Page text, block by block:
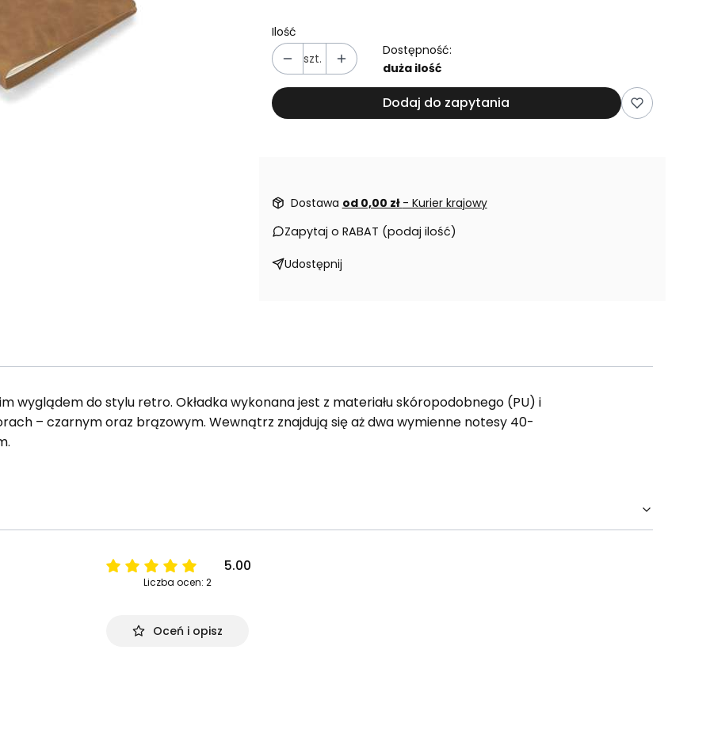
Ilość
szt.
Dostępność:
duża ilość
Dodaj do zapytania
Dostawa od 0,00 zł - Kurier krajowy
Zapytaj o RABAT (podaj ilość)
Udostępnij
wyglądem do stylu retro. Okładka wykonana jest z materiału skóropodobnego (PU) i
– czarnym oraz brązowym. Wewnątrz znajdują się aż dwa wymienne notesy 40-
5.00
Liczba ocen: 2
Oceń i opisz